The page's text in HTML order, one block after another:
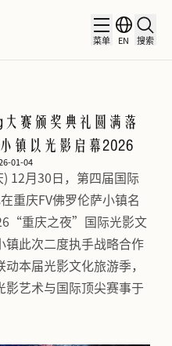
菜单 EN 搜索
大赛颁奖典礼圆满落
镇以光影启幕2026
01-04
12月30日，第四届国际
重庆FV佛罗伦萨小镇名
重庆之夜”国际光影文
镇此次二度执手战略合作
本届光影文化旅游季，
影艺术与国际顶尖赛事于